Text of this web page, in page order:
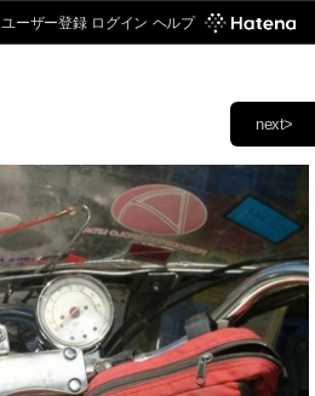
ユーザー登録 ログイン ヘルプ
next>